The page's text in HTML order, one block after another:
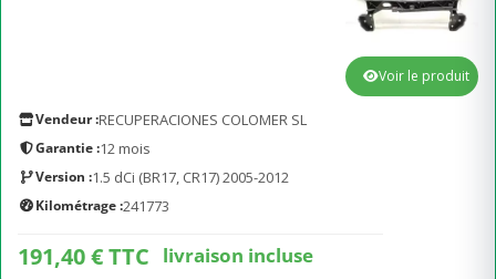
Vendeur :RECUPERACIONES COLOMER SL
Garantie :12 mois
Version :1.5 dCi (BR17, CR17) 2005-2012
Kilométrage :241773
191,40 € TTC livraison incluse
Voir le produit